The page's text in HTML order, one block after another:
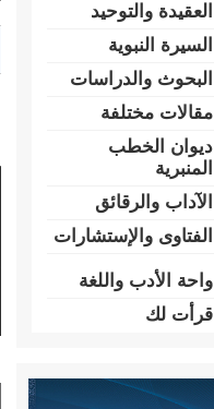
العقيدة والتوحيد
السيرة النبوية
البحوث والدراسات
مقالات مختلفة
ديوان الخطب
المنبرية
الآداب والرقائق
الفتاوى والإستشارات
واحة الأدب واللغة
قرأت لك